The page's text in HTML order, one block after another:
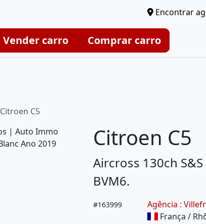
Encontrar
Vender carro Comprar carro
Citroen C5
Citroen C5
Aircross 130ch S&S
BVM6.
#163999
Agência :
França /